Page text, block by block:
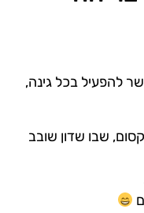
להפעיל בכל גינה,
שבו שדון שובב